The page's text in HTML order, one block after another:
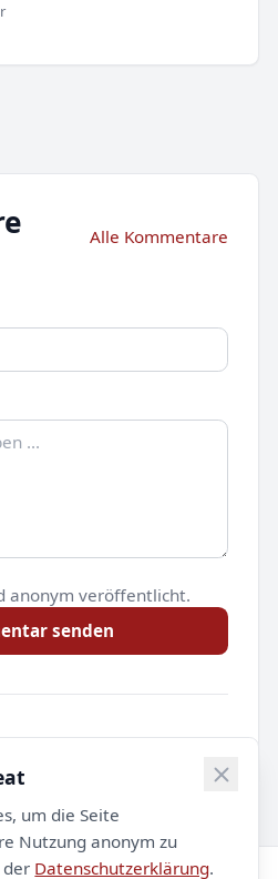
Alle Kommentare
anonym veröffentlicht.
senden
um die Seite
Nutzung anonym zu
der Datenschutzerklärung.